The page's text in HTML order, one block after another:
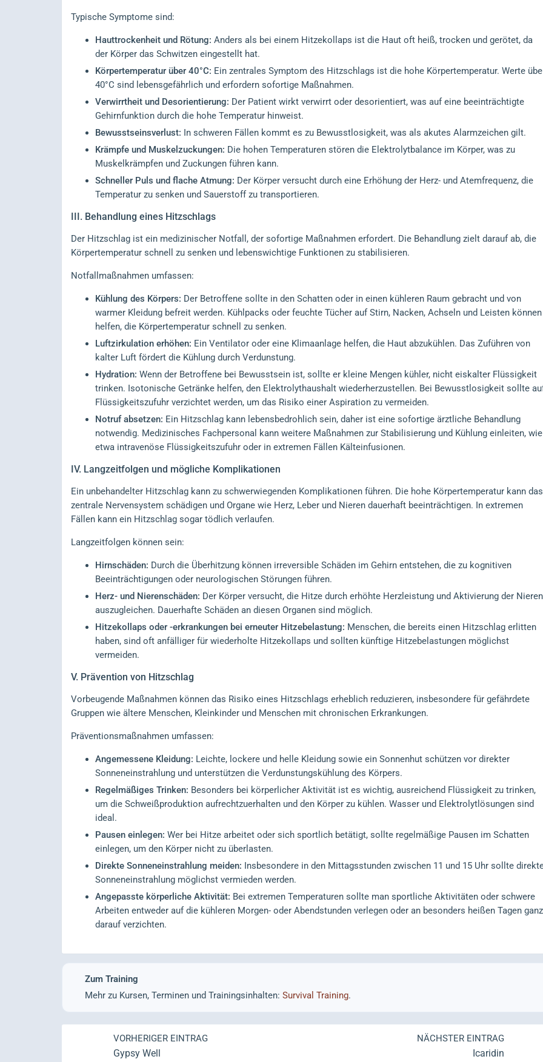
Typische Symptome sind:
Hauttrockenheit und Rötung: Anders als bei einem Hitzekollaps ist die Haut oft heiß, trocken und gerötet, da
der Körper das Schwitzen eingestellt hat.
Körpertemperatur über 40°C: Ein zentrales Symptom des Hitzschlags ist die hohe Körpertemperatur. Werte
40°C sind lebensgefährlich und erfordern sofortige Maßnahmen.
Verwirrtheit und Desorientierung: Der Patient wirkt verwirrt oder desorientiert, was auf eine beeinträchtigte
Gehirnfunktion durch die hohe Temperatur hinweist.
Bewusstseinsverlust: In schweren Fällen kommt es zu Bewusstlosigkeit, was als akutes Alarmzeichen gilt.
Krämpfe und Muskelzuckungen: Die hohen Temperaturen stören die Elektrolytbalance im Körper, was zu
Muskelkrämpfen und Zuckungen führen kann.
Schneller Puls und flache Atmung: Der Körper versucht durch eine Erhöhung der Herz- und Atemfrequenz, die
Temperatur zu senken und Sauerstoff zu transportieren.
III. Behandlung eines Hitzschlags
Der Hitzschlag ist ein medizinischer Notfall, der sofortige Maßnahmen erfordert. Die Behandlung zielt darauf ab, die
Körpertemperatur schnell zu senken und lebenswichtige Funktionen zu stabilisieren.
Notfallmaßnahmen umfassen:
Kühlung des Körpers: Der Betroffene sollte in den Schatten oder in einen kühleren Raum gebracht und von
warmer Kleidung befreit werden. Kühlpacks oder feuchte Tücher auf Stirn, Nacken, Achseln und Leisten können
helfen, die Körpertemperatur schnell zu senken.
Luftzirkulation erhöhen: Ein Ventilator oder eine Klimaanlage helfen, die Haut abzukühlen. Das Zuführen von
kalter Luft fördert die Kühlung durch Verdunstung.
Hydration: Wenn der Betroffene bei Bewusstsein ist, sollte er kleine Mengen kühler, nicht eiskalter Flüssigkeit
trinken. Isotonische Getränke helfen, den Elektrolythaushalt wiederherzustellen. Bei Bewusstlosigkeit sollte
Flüssigkeitszufuhr verzichtet werden, um das Risiko einer Aspiration zu vermeiden.
Notruf absetzen: Ein Hitzschlag kann lebensbedrohlich sein, daher ist eine sofortige ärztliche Behandlung
notwendig. Medizinisches Fachpersonal kann weitere Maßnahmen zur Stabilisierung und Kühlung einleiten, wie
etwa intravenöse Flüssigkeitszufuhr oder in extremen Fällen Kälteinfusionen.
IV. Langzeitfolgen und mögliche Komplikationen
Ein unbehandelter Hitzschlag kann zu schwerwiegenden Komplikationen führen. Die hohe Körpertemperatur kann das
zentrale Nervensystem schädigen und Organe wie Herz, Leber und Nieren dauerhaft beeinträchtigen. In extremen
Fällen kann ein Hitzschlag sogar tödlich verlaufen.
Langzeitfolgen können sein:
Hirnschäden: Durch die Überhitzung können irreversible Schäden im Gehirn entstehen, die zu kognitiven
Beeinträchtigungen oder neurologischen Störungen führen.
Herz- und Nierenschäden: Der Körper versucht, die Hitze durch erhöhte Herzleistung und Aktivierung der Nieren
auszugleichen. Dauerhafte Schäden an diesen Organen sind möglich.
Hitzekollaps oder -erkrankungen bei erneuter Hitzebelastung: Menschen, die bereits einen Hitzschlag erlitten
haben, sind oft anfälliger für wiederholte Hitzekollaps und sollten künftige Hitzebelastungen möglichst
vermeiden.
V. Prävention von Hitzschlag
Vorbeugende Maßnahmen können das Risiko eines Hitzschlags erheblich reduzieren, insbesondere für gefährdete
Gruppen wie ältere Menschen, Kleinkinder und Menschen mit chronischen Erkrankungen.
Präventionsmaßnahmen umfassen:
Angemessene Kleidung: Leichte, lockere und helle Kleidung sowie ein Sonnenhut schützen vor direkter
Sonneneinstrahlung und unterstützen die Verdunstungskühlung des Körpers.
Regelmäßiges Trinken: Besonders bei körperlicher Aktivität ist es wichtig, ausreichend Flüssigkeit zu trinken,
um die Schweißproduktion aufrechtzuerhalten und den Körper zu kühlen. Wasser und Elektrolytlösungen sind
ideal.
Pausen einlegen: Wer bei Hitze arbeitet oder sich sportlich betätigt, sollte regelmäßige Pausen im Schatten
einlegen, um den Körper nicht zu überlasten.
Direkte Sonneneinstrahlung meiden: Insbesondere in den Mittagsstunden zwischen 11 und 15 Uhr sollte
Sonneneinstrahlung möglichst vermieden werden.
Angepasste körperliche Aktivität: Bei extremen Temperaturen sollte man sportliche Aktivitäten oder schwere
Arbeiten entweder auf die kühleren Morgen- oder Abendstunden verlegen oder an besonders heißen Tagen ganz
darauf verzichten.
Zum Training
Mehr zu Kursen, Terminen und Trainingsinhalten: Survival Training.
VORHERIGER EINTRAG
Gypsy Well
NÄCHSTER EINTRAG
Icaridin